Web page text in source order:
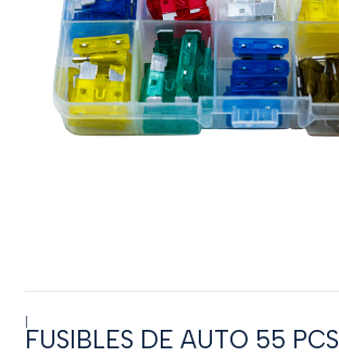
|
FUSIBLES DE AUTO 55 PCS